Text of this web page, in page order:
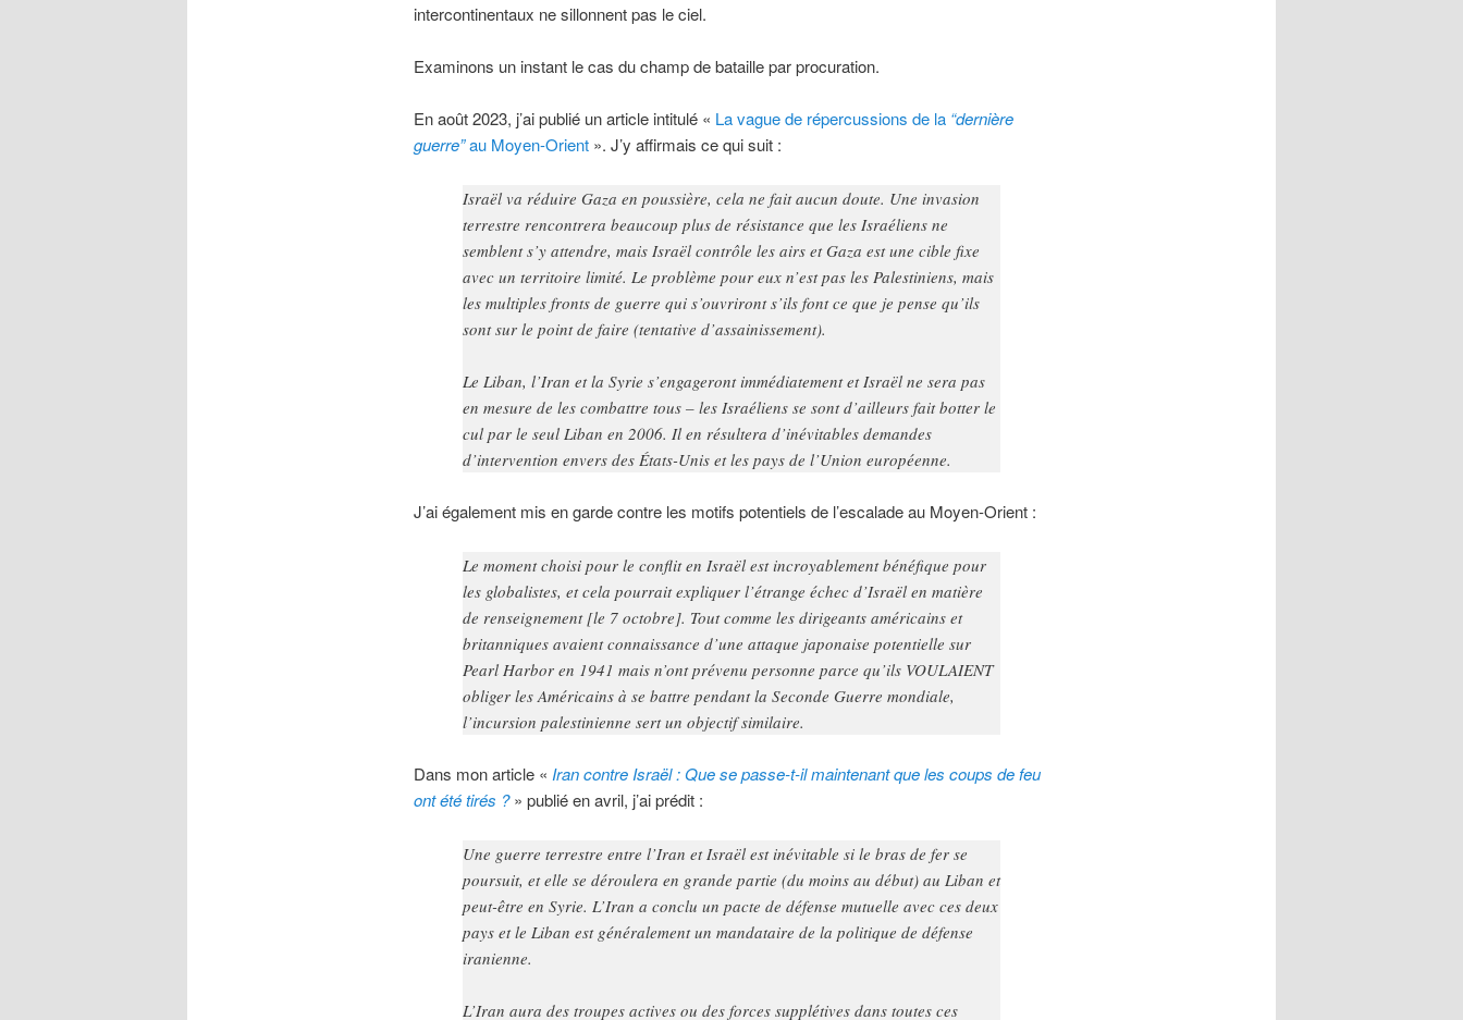
intercontinentaux ne sillonnent pas le ciel.
Examinons un instant le cas du champ de bataille par procuration.
En août 2023, j’ai publié un article intitulé « La vague de répercussions de la “dernière
guerre”au Moyen-Orient». J’y affirmais ce qui suit :
Israël va réduire Gaza en poussière, cela ne fait aucun doute. Une invasion
terrestre rencontrera beaucoup plus de résistance que les Israéliens ne
semblent s’y attendre, mais Israël contrôle les airs et Gaza est une cible fixe
avec un territoire limité. Le problème pour eux n’est pas les Palestiniens, mais
les multiples fronts de guerre qui s’ouvriront s’ils font ce que je pense qu’ils
sont sur le point de faire (tentative d’assainissement).
Le Liban, l’Iran et la Syrie s’engageront immédiatement et Israël ne sera pas
en mesure de les combattre tous – les Israéliens se sont d’ailleurs fait botter le
cul par le seul Liban en 2006. Il en résultera d’inévitables demandes
d’intervention envers des États-Unis et les pays de l’Union européenne.
J’ai également mis en garde contre les motifs potentiels de l’escalade au Moyen-Orient :
Le moment choisi pour le conflit en Israël est incroyablement bénéfique pour
les globalistes, et cela pourrait expliquer l’étrange échec d’Israël en matière
de renseignement [le 7 octobre]. Tout comme les dirigeants américains et
britanniques avaient connaissance d’une attaque japonaise potentielle sur
Pearl Harbor en 1941 mais n’ont prévenu personne parce qu’ils VOULAIENT
obliger les Américains à se battre pendant la Seconde Guerre mondiale,
l’incursion palestinienne sert un objectif similaire.
Dans mon article « Iran contre Israël : Que se passe-t-il maintenant que les coups de feu
ont été tirés ? » publié en avril, j’ai prédit :
Une guerre terrestre entre l’Iran et Israël est inévitable si le bras de fer se
poursuit, et elle se déroulera en grande partie (du moins au début) au Liban et
peut-être en Syrie. L’Iran a conclu un pacte de défense mutuelle avec ces deux
pays et le Liban est généralement un mandataire de la politique de défense
iranienne.
L’Iran aura des troupes actives ou des forces supplétives dans toutes ces